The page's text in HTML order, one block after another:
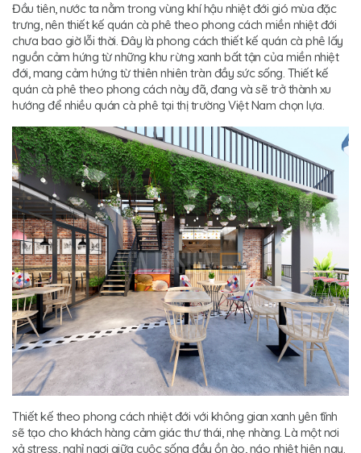
Đầu tiên, nước ta nằm trong vùng khí hậu nhiệt đới gió mùa đặc
trưng, nên thiết kế quán cà phê theo phong cách miền nhiệt đới
chưa bao giờ lỗi thời. Đây là phong cách thiết kế quán cà phê lấy
nguồn cảm hứng từ những khu rừng xanh bất tận của miền nhiệt
đới, mang cảm hứng từ thiên nhiên tràn đầy sức sống. Thiết kế
quán cà phê theo phong cách này đã, đang và sẽ trở thành xu
hướng để nhiều quán cà phê tại thị trường Việt Nam chọn lựa.
Thiết kế theo phong cách nhiệt đới với không gian xanh yên tĩnh
sẽ tạo cho khách hàng cảm giác thư thái, nhẹ nhàng. Là một nơi
xả stress, nghỉ ngơi giữa cuộc sống đầy ồn ào, náo nhiệt hiện nay.